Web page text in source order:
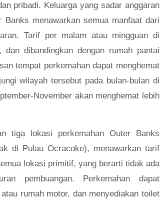
pribadi. Keluarga yang sadar anggaran
menawarkan semua manfaat dari
Tarif per malam atau mingguan di
dan dibandingkan dengan rumah pantai
tempat perkemahan dapat menghemat
wilayah tersebut pada bulan-bulan di
November akan menghemat lebih
tiga lokasi perkemahan Outer Banks
di Pulau Ocracoke), menawarkan tarif
lokasi primitif, yang berarti tidak ada
pembuangan. Perkemahan dapat
rumah motor, dan menyediakan toilet